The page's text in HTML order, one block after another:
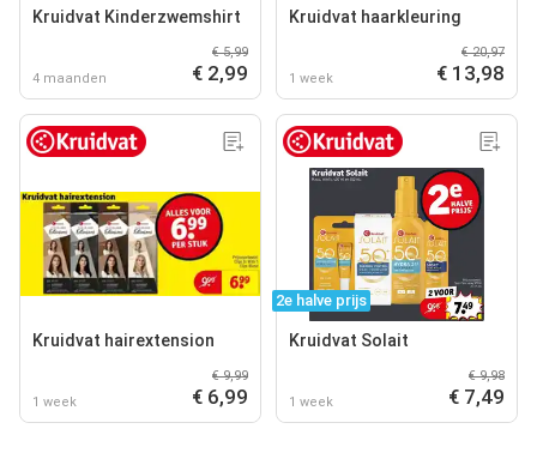
Kruidvat Kinderzwemshirt
4 maanden
€ 5,99
€ 2,99
Kruidvat haarkleuring
1 week
€ 20,97
€ 13,98
Kruidvat hairextension
1 week
€ 9,99
€ 6,99
2e halve prijs
Kruidvat Solait
1 week
€ 9,98
€ 7,49